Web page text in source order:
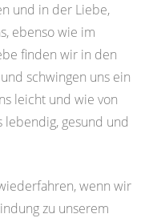
und in der Liebe,
ebenso wie im
finden wir in den
schwingen uns ein
leicht und wie von
gesund und
wenn wir
zu unserem